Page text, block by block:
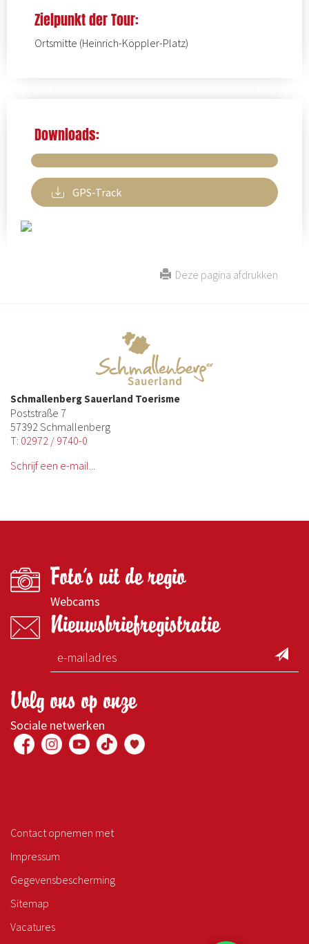
Zielpunkt der Tour:
Ortsmitte (Heinrich-Köppler-Platz)
Downloads:
GPS-Track
Deze pagina afdrukken
Schmallenberg Sauerland Toerisme
Poststraße 7
57392 Schmallenberg
T: 02972 / 9740-0
Schrijf een e-mail...
Foto's uit de regio
Webcams
Nieuwsbriefregistratie
Volg ons op onze
Sociale netwerken
Contact opnemen met
Impressum
Gegevensbescherming
Sitemap
Vacatures